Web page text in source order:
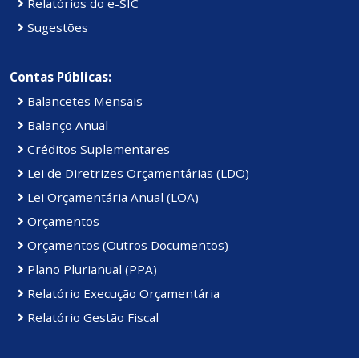
Relatórios do e-SIC
Sugestões
Contas Públicas:
Balancetes Mensais
Balanço Anual
Créditos Suplementares
Lei de Diretrizes Orçamentárias (LDO)
Lei Orçamentária Anual (LOA)
Orçamentos
Orçamentos (Outros Documentos)
Plano Plurianual (PPA)
Relatório Execução Orçamentária
Relatório Gestão Fiscal